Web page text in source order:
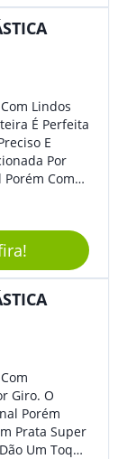
Lindos
É Perfeita
E
Por
Com
Giro. O
Porém
Prata Super
Um Toque